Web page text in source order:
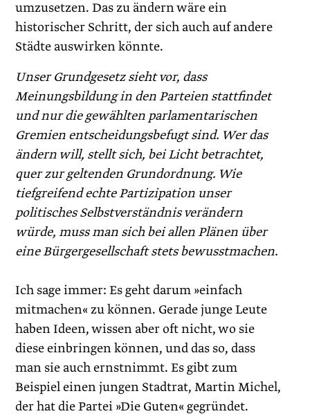
umzusetzen. Das zu ändern wäre ein
historischer Schritt, der sich auch auf andere
Städte auswirken könnte.
Unser Grundgesetz sieht vor, dass
Meinungsbildung in den Parteien stattfindet
und nur die gewählten parlamentarischen
Gremien entscheidungsbefugt sind. Wer das
ändern will, stellt sich, bei Licht betrachtet,
quer zur geltenden Grundordnung. Wie
tiefgreifend echte Partizipation unser
politisches Selbstverständnis verändern
würde, muss man sich bei allen Plänen über
eine Bürgergesellschaft stets bewusstmachen.
Ich sage immer: Es geht darum »einfach
mitmachen« zu können. Gerade junge Leute
haben Ideen, wissen aber oft nicht, wo sie
diese einbringen können, und das so, dass
man sie auch ernstnimmt. Es gibt zum
Beispiel einen jungen Stadtrat, Martin Michel,
der hat die Partei »Die Guten« gegründet.